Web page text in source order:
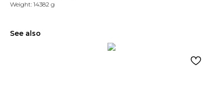
Weight: 14382 g
See also